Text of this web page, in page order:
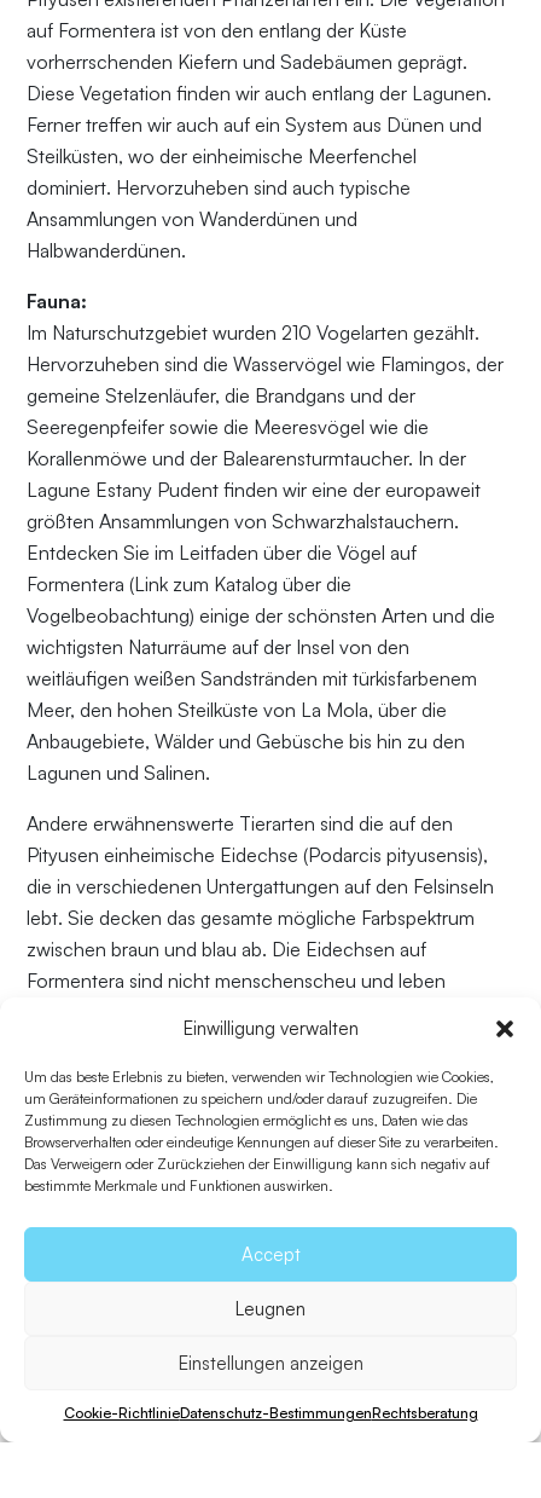
Einwilligung verwalten
Um das beste Erlebnis zu bieten, verwenden wir Technologien wie Cookies,
um Geräteinformationen zu speichern und/oder darauf zuzugreifen. Die
Zustimmung zu diesen Technologien ermöglicht es uns, Daten wie das
Browserverhalten oder eindeutige Kennungen auf dieser Site zu verarbeiten.
Das Verweigern oder Zurückziehen der Einwilligung kann sich negativ auf
bestimmte Merkmale und Funktionen auswirken.
Accept
Leugnen
Einstellungen anzeigen
Cookie-RichtlinieDatenschutz-BestimmungenRechtsberatung
auf Formentera ist von den entlang der Küste
vorherrschenden Kiefern und Sadebäumen geprägt.
Diese Vegetation finden wir auch entlang der Lagunen.
Ferner treffen wir auch auf ein System aus Dünen und
Steilküsten, wo der einheimische Meerfenchel
dominiert. Hervorzuheben sind auch typische
Ansammlungen von Wanderdünen und
Halbwanderdünen.
Fauna:
Im Naturschutzgebiet wurden 210 Vogelarten gezählt.
Hervorzuheben sind die Wasservögel wie Flamingos, der
gemeine Stelzenläufer, die Brandgans und der
Seeregenpfeifer sowie die Meeresvögel wie die
Korallenmöwe und der Balearensturmtaucher. In der
Lagune Estany Pudent finden wir eine der europaweit
größten Ansammlungen von Schwarzhalstauchern.
Entdecken Sie im Leitfaden über die Vögel auf
Formentera (Link zum Katalog über die
Vogelbeobachtung) einige der schönsten Arten und die
wichtigsten Naturräume auf der Insel von den
weitläufigen weißen Sandstränden mit türkisfarbenem
Meer, den hohen Steilküste von La Mola, über die
Anbaugebiete, Wälder und Gebüsche bis hin zu den
Lagunen und Salinen.
Andere erwähnenswerte Tierarten sind die auf den
Pityusen einheimische Eidechse (Podarcis pityusensis),
die in verschiedenen Untergattungen auf den Felsinseln
lebt. Sie decken das gesamte mögliche Farbspektrum
zwischen braun und blau ab. Die Eidechsen auf
Formentera sind nicht menschenscheu und leben
lebensfeindlichen Landschaften. Was die Fauna der Insel
betrifft, sind der Gartenschläfer (Eliomys quercinus)
sowie verschiedene einheimische Schnecken- und
Käferarten hervorzuheben.
Für weitere Informationen klicken Sie bitte hier: